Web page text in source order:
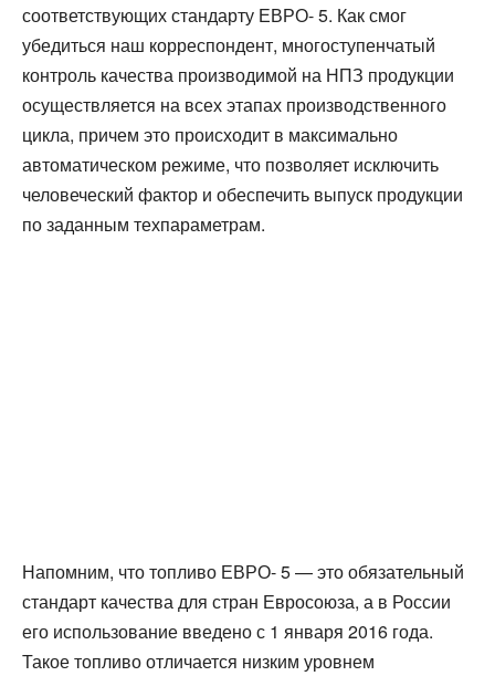
соответствующих стандарту ЕВРО- 5. Как смог
убедиться наш корреспондент, многоступенчатый
контроль качества производимой на НПЗ продукции
осуществляется на всех этапах производственного
цикла, причем это происходит в максимально
автоматическом режиме, что позволяет исключить
человеческий фактор и обеспечить выпуск продукции
по заданным техпараметрам.
Напомним, что топливо ЕВРО- 5 — это обязательный
стандарт качества для стран Евросоюза, а в России
его использование введено с 1 января 2016 года.
Такое топливо отличается низким уровнем